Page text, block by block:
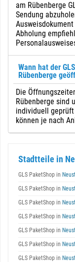
am Rübenberge
Sendung
Abholung
Wann hat der
Rübenberge
Die
Rübenberge sind
individuell
können je nach
Stadtteile in
GLS PaketShop in
GLS PaketShop in
GLS PaketShop in
GLS PaketShop in
GLS PaketShop in
GLS PaketShop in
GLS PaketShop in